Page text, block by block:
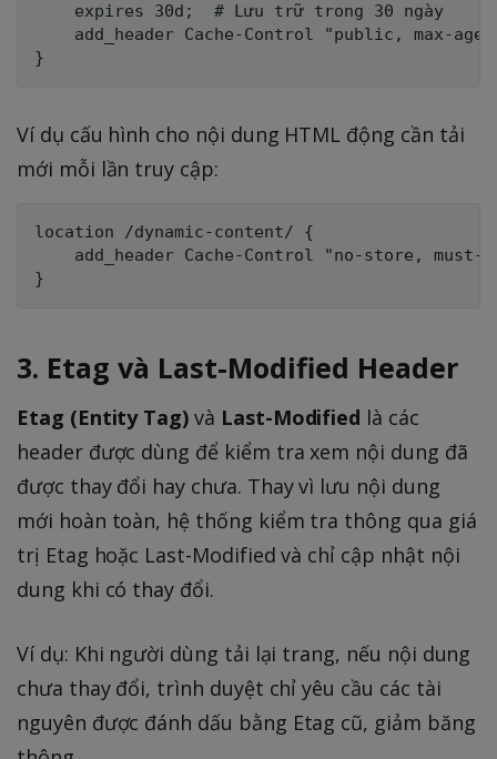
    expires 30d;  # Lưu trữ trong 30 ngày
add_header Cache-Control "public, max-
Ví dụ cấu hình cho nội dung HTML động cần tải
mới mỗi lần truy cập:
location /dynamic-content/ {
add_header Cache-Control "no-store, must-
3. Etag và Last-Modified Header
Etag (Entity Tag) và Last-Modified là các
header được dùng để kiểm tra xem nội dung đã
được thay đổi hay chưa. Thay vì lưu nội dung
mới hoàn toàn, hệ thống kiểm tra thông qua giá
trị Etag hoặc Last-Modified và chỉ cập nhật nội
dung khi có thay đổi.
Ví dụ: Khi người dùng tải lại trang, nếu nội dung
chưa thay đổi, trình duyệt chỉ yêu cầu các tài
nguyên được đánh dấu bằng Etag cũ, giảm băng